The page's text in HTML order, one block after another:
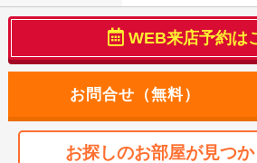
WEB来店予約は
お探しのお部屋が見つ